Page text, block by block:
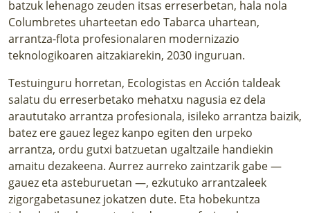
batzuk lehenago zeuden itsas erreserbetan, hala nola
Columbretes uharteetan edo Tabarca uhartean,
arrantza-flota profesionalaren modernizazio
teknologikoaren aitzakiarekin, 2030 inguruan.
Testuinguru horretan, Ecologistas en Acción taldeak
salatu du erreserbetako mehatxu nagusia ez dela
araututako arrantza profesionala, isileko arrantza baizik,
batez ere gauez legez kanpo egiten den urpeko
arrantza, ordu gutxi batzuetan ugaltzaile handiekin
amaitu dezakeena. Aurrez aurreko zaintzarik gabe —
gauez eta asteburuetan —, ezkutuko arrantzaleek
zigorgabetasunez jokatzen dute. Eta hobekuntza